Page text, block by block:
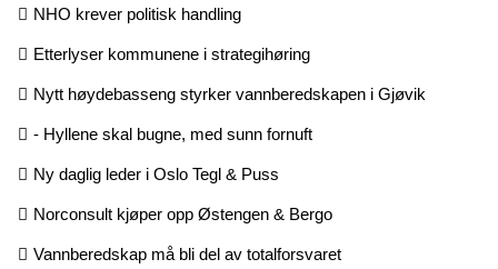
NHO krever politisk handling
Etterlyser kommunene i strategihøring
Nytt høydebasseng styrker vannberedskapen i Gjøvik
- Hyllene skal bugne, med sunn fornuft
Ny daglig leder i Oslo Tegl & Puss
Norconsult kjøper opp Østengen & Bergo
Vannberedskap må bli del av totalforsvaret